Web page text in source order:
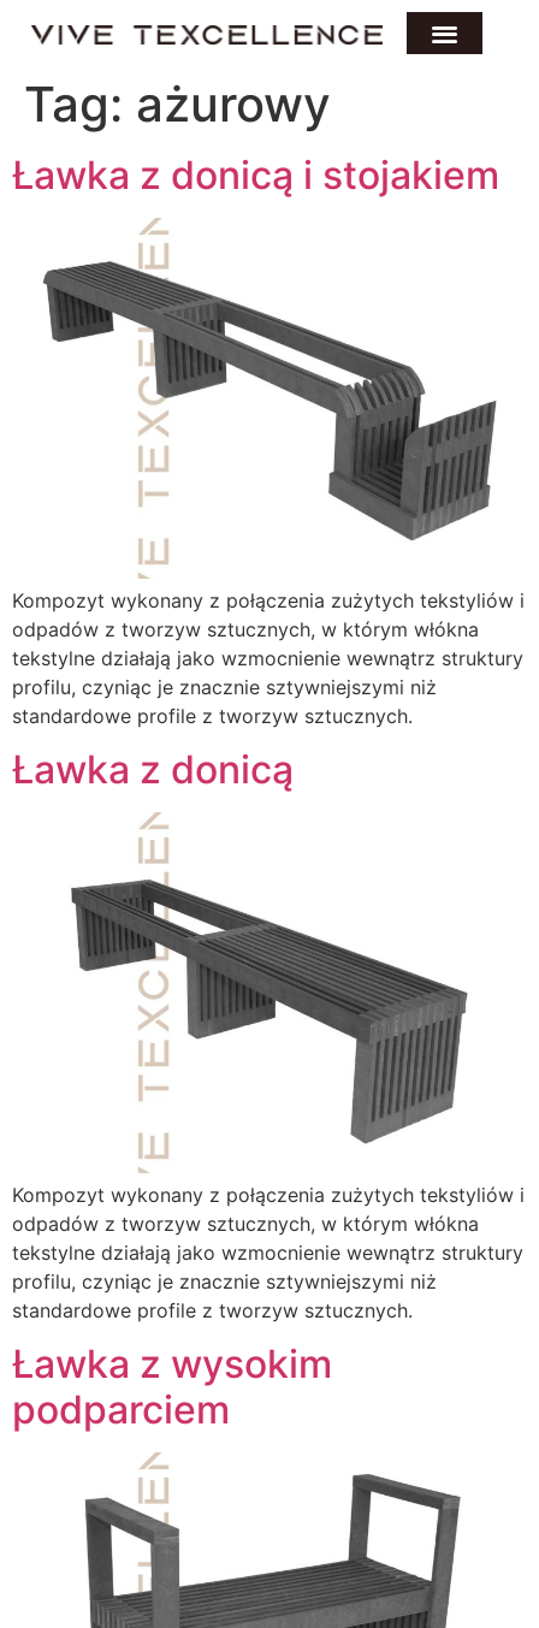
Tag: ażurowy
Ławka z donicą i stojakiem
Kompozyt wykonany z połączenia zużytych tekstyliów i
odpadów z tworzyw sztucznych, w którym włókna
tekstylne działają jako wzmocnienie wewnątrz struktury
profilu, czyniąc je znacznie sztywniejszymi niż
standardowe profile z tworzyw sztucznych.
Ławka z donicą
Kompozyt wykonany z połączenia zużytych tekstyliów i
odpadów z tworzyw sztucznych, w którym włókna
tekstylne działają jako wzmocnienie wewnątrz struktury
profilu, czyniąc je znacznie sztywniejszymi niż
standardowe profile z tworzyw sztucznych.
Ławka z wysokim
podparciem